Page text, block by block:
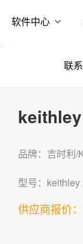
软件中心
联
品牌：吉时利/
型号：keithley
供应商报价